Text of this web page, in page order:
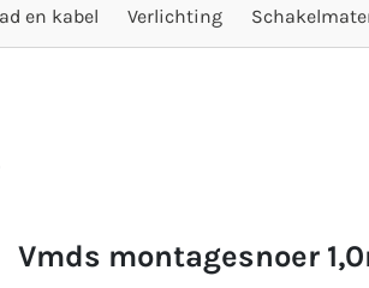
en kabel Verlichting
vmds montagesnoer